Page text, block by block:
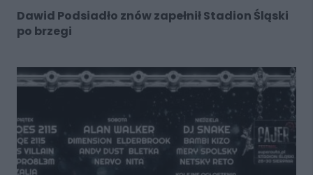
Dawid Podsiadło znów zapełnił Stadion Śląski
po brzegi